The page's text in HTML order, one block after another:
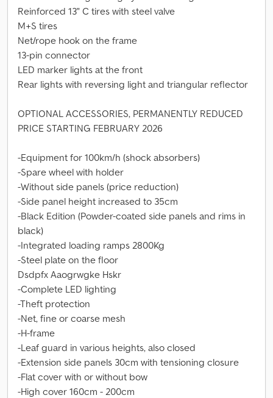
Reinforced 13" C tires with steel valve
M+S tires
Net/rope hook on the frame
13-pin connector
LED marker lights at the front
Rear lights with reversing light and triangular reflector
OPTIONAL ACCESSORIES, PERMANENTLY REDUCED
PRICE STARTING FEBRUARY 2026
-Equipment for 100km/h (shock absorbers)
-Spare wheel with holder
-Without side panels (price reduction)
-Side panel height increased to 35cm
-Black Edition (Powder-coated side panels and rims in
black)
-Integrated loading ramps 2800Kg
-Steel plate on the floor
Dsdpfx Aaogrwgke Hskr
-Complete LED lighting
-Theft protection
-Net, fine or coarse mesh
-H-frame
-Leaf guard in various heights, also closed
-Extension side panels 30cm with tensioning closure
-Flat cover with or without bow
-High cover 160cm - 200cm